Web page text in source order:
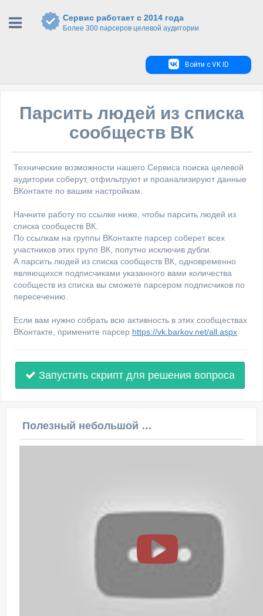
Сервис работает с 2014 года
Более 300 парсеров целевой аудитории
Войти с VK ID
Парсить людей из списка
сообществ ВК
Технические возможности нашего Сервиса поиска целевой
аудитории соберут, отфильтруют и проанализируют данные
ВКонтакте по вашим настройкам.
Начните работу по ссылке ниже, чтобы парсить людей из
списка сообществ ВК.
По ссылкам на группы ВКонтакте парсер соберет всех
участников этих групп ВК, попутно исключив дубли.
А парсить людей из списка сообществ ВК, одновременно
являющихся подписчиками указанного вами количества
сообществ из списка вы сможете парсером подписчиков по
пересечению.
Если вам нужно собрать всю активность в этих сообществах
ВКонтакте, примените парсер https://vk.barkov.net/all.aspx
Запустить скрипт для решения вопроса
Полезный небольшой видеоурок по этой теме